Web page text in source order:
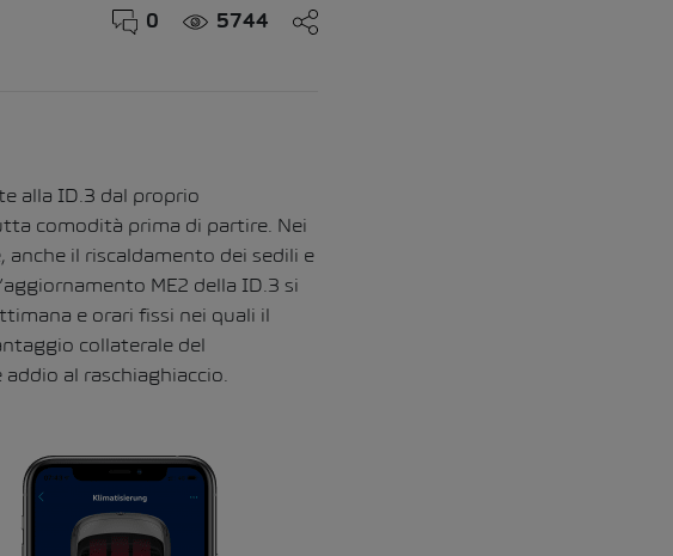
0 5744
alla ID.3 dal proprio
comodità prima di partire. Nei
il riscaldamento dei sedili e
ME2 della ID.3 si
e orari fissi nei quali il
collaterale del
al raschiaghiaccio.